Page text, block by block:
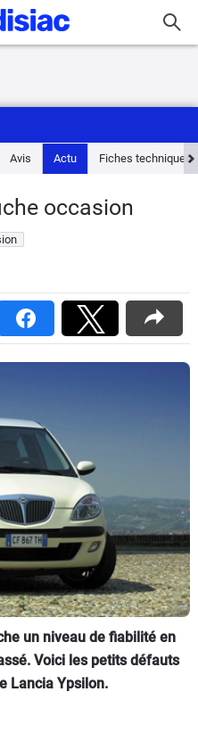
Avis Actu Fiches techniques
occasion
un niveau de fiabilité en
Voici les petits défauts
Lancia Ypsilon.